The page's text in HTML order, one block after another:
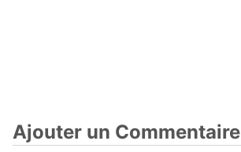
Ajouter un Commentaire